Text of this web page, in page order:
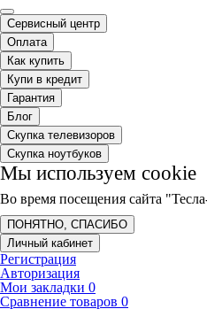
Сервисный центр
Оплата
Как купить
Купи в кредит
Гарантия
Блог
Скупка телевизоров
Скупка ноутбуков
Мы используем cookie
Во время посещения сайта
ПОНЯТНО, СПАСИБО
Личный кабинет
Регистрация
Авторизация
Мои закладки 0
Сравнение товаров 0